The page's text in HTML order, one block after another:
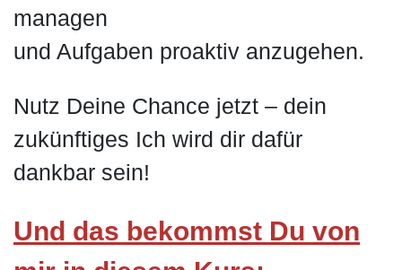
managen
und Aufgaben proaktiv anzugehen.
Nutz Deine Chance jetzt – dein
zukünftiges Ich wird dir dafür
dankbar sein!
Und das bekommst Du von